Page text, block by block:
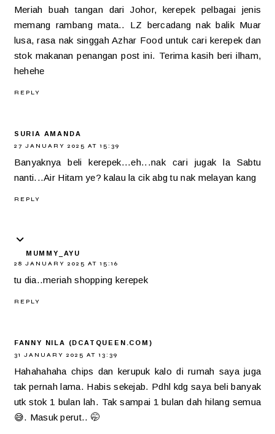
Meriah buah tangan dari Johor, kerepek pelbagai jenis
memang rambang mata.. LZ bercadang nak balik Muar
lusa, rasa nak singgah Azhar Food untuk cari kerepek dan
stok makanan penangan post ini. Terima kasih beri ilham,
hehehe
REPLY
SURIA AMANDA
27 JANUARY 2025 AT 15:39
Banyaknya beli kerepek...eh...nak cari jugak la Sabtu
nanti...Air Hitam ye? kalau la cik abg tu nak melayan kang
REPLY
MUMMY_AYU
28 JANUARY 2025 AT 15:16
tu dia..meriah shopping kerepek
REPLY
FANNY NILA (DCATQUEEN.COM)
31 JANUARY 2025 AT 13:39
Hahahahaha chips dan kerupuk kalo di rumah saya juga
tak pernah lama. Habis sekejab. Pdhl kdg saya beli banyak
utk stok 1 bulan lah. Tak sampai 1 bulan dah hilang semua
😅. Masuk perut.. 🤭